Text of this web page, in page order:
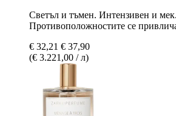
Светъл и тъмен. Интензивен и мек.
Противоположностите се
€ 32,21 € 37,90
(€ 3.221,00 / л)